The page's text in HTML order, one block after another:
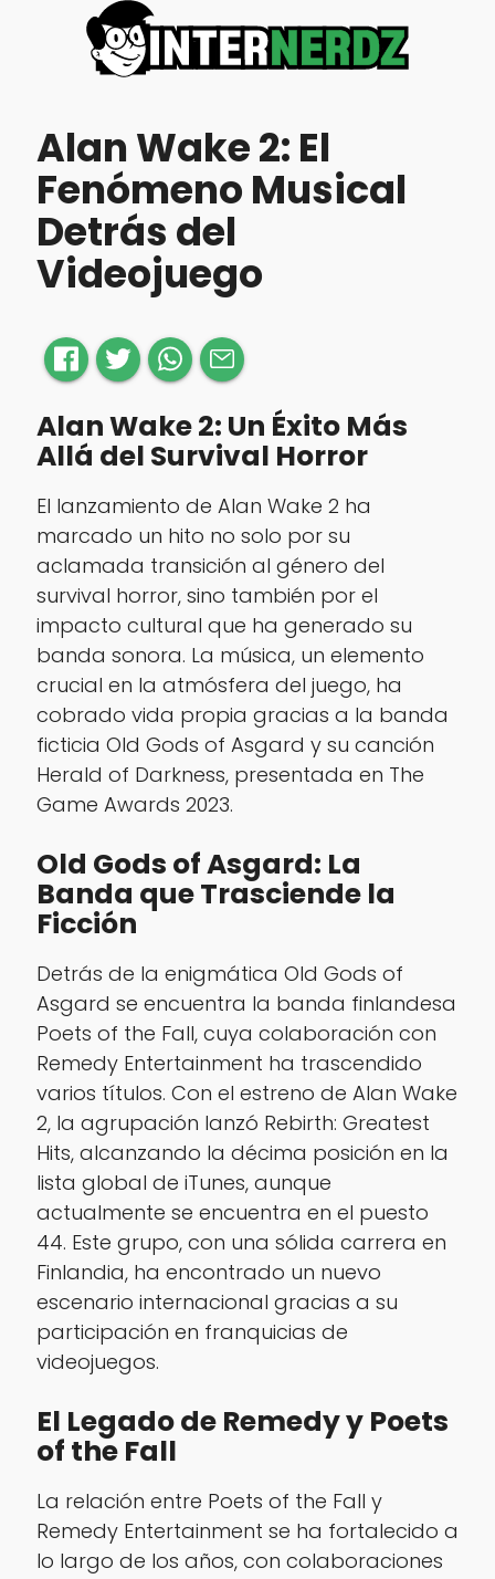
Alan Wake 2: El
Fenómeno Musical
Detrás del
Videojuego
Alan Wake 2: Un Éxito Más
Allá del Survival Horror
El lanzamiento de Alan Wake 2 ha
marcado un hito no solo por su
aclamada transición al género del
survival horror, sino también por el
impacto cultural que ha generado su
banda sonora. La música, un elemento
crucial en la atmósfera del juego, ha
cobrado vida propia gracias a la banda
ficticia Old Gods of Asgard y su canción
Herald of Darkness, presentada en The
Game Awards 2023.
Old Gods of Asgard: La
Banda que Trasciende la
Ficción
Detrás de la enigmática Old Gods of
Asgard se encuentra la banda finlandesa
Poets of the Fall, cuya colaboración con
Remedy Entertainment ha trascendido
varios títulos. Con el estreno de Alan Wake
2, la agrupación lanzó Rebirth: Greatest
Hits, alcanzando la décima posición en la
lista global de iTunes, aunque
actualmente se encuentra en el puesto
44. Este grupo, con una sólida carrera en
Finlandia, ha encontrado un nuevo
escenario internacional gracias a su
participación en franquicias de
videojuegos.
El Legado de Remedy y Poets
of the Fall
La relación entre Poets of the Fall y
Remedy Entertainment se ha fortalecido a
lo largo de los años, con colaboraciones